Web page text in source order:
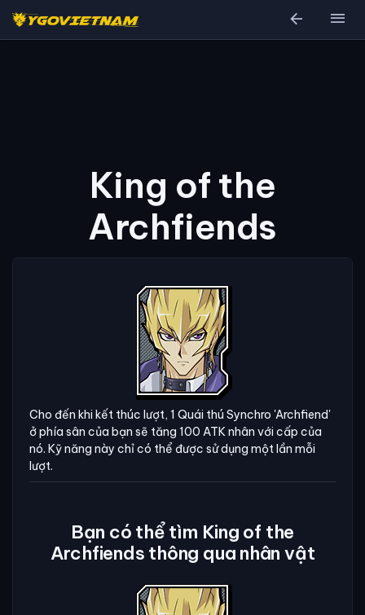
arrow_back menu
King of the
Archfiends
Cho đến khi kết thúc lượt, 1 Quái thú Synchro 'Archfiend'
ở phía sân của bạn sẽ tăng 100 ATK nhân với cấp của
nó. Kỹ năng này chỉ có thể được sử dụng một lần mỗi
lượt.
Bạn có thể tìm King of the
Archfiends thông qua nhân vật